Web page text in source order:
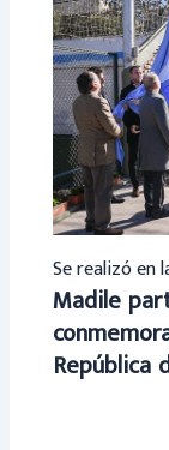
Se realizó en
Madile
República